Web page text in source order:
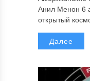
Анил Менон 6
открытый
Далее